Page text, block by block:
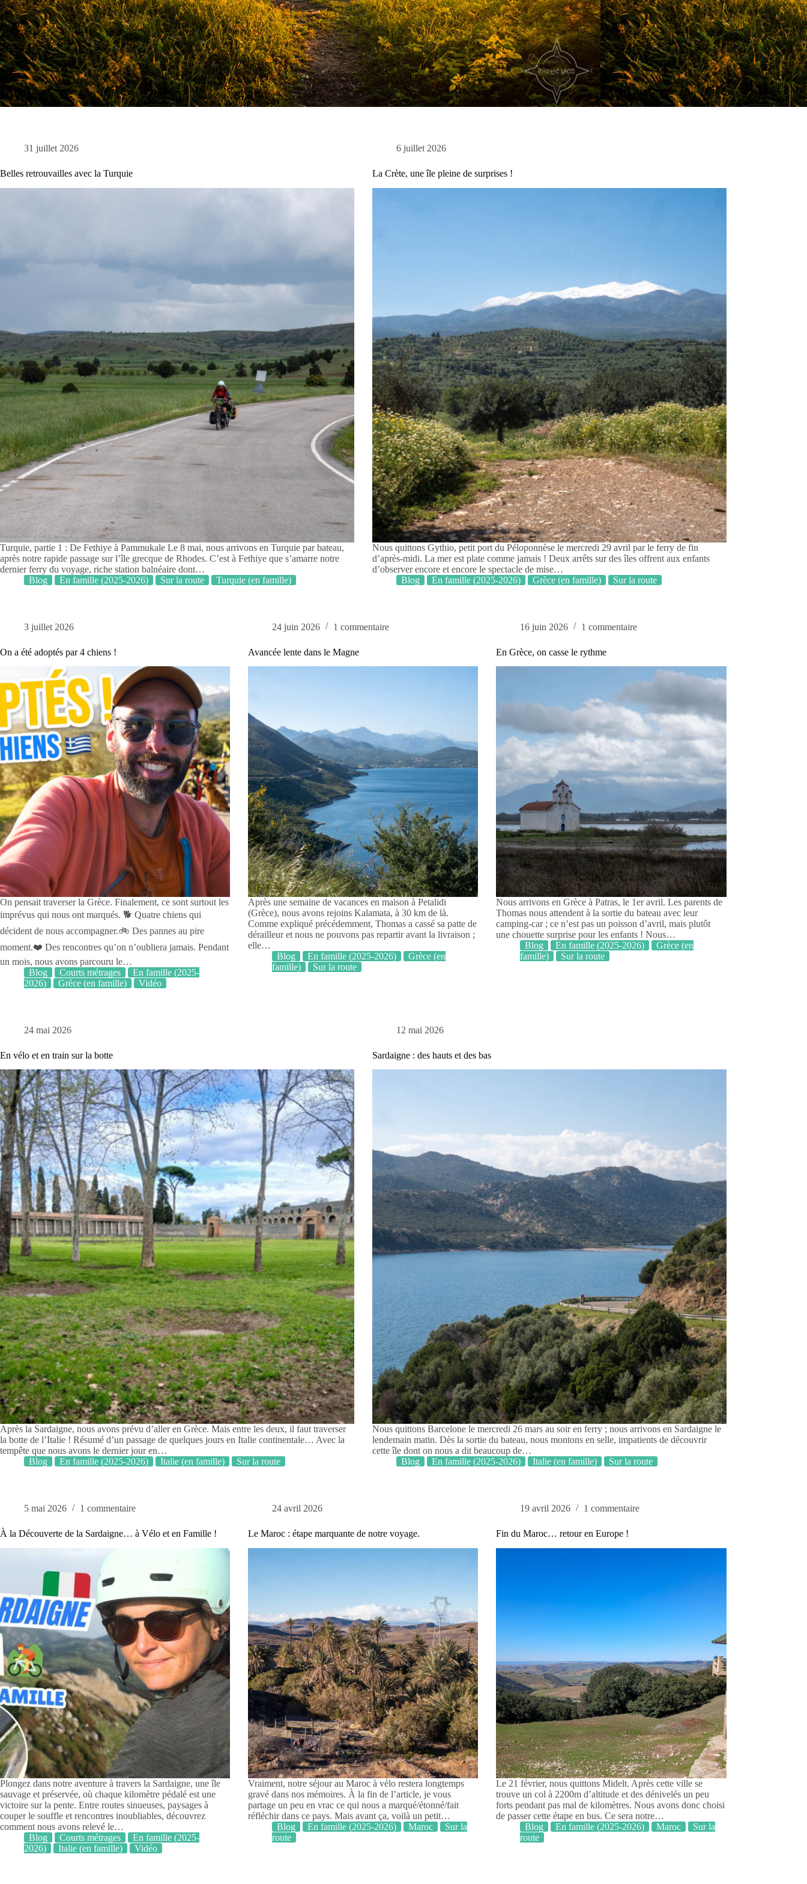
31 juillet 2026
Belles retrouvailles avec la Turquie
Turquie, partie 1 : De Fethiye à Pammukale Le 8 mai, nous arrivons en Turquie par bateau,
après notre rapide passage sur l’île grecque de Rhodes. C’est à Fethiye que s’amarre notre
dernier ferry du voyage, riche station balnéaire dont…
Blog
En famille (2025-2026) Sur la route Turquie (en famille)
6 juillet 2026
La Crète, une île pleine de surprises !
Nous quittons Gythio, petit port du Péloponnèse le mercredi 29 avril par le ferry de fin
d’après-midi. La mer est plate comme jamais ! Deux arrêts sur des îles offrent aux enfants
d’observer encore et encore le spectacle de mise…
Blog
En famille (2025-2026) Grèce (en famille) Sur la route
3 juillet 2026
On a été adoptés par 4 chiens !
On pensait traverser la Grèce. Finalement, ce sont surtout les
imprévus qui nous ont marqués. 🐕 Quatre chiens qui
décident de nous accompagner.🚲 Des pannes au pire
moment.❤️ Des rencontres qu’on n’oubliera jamais. Pendant
un mois, nous avons parcouru le…
Blog
Courts métrages
En famille (2025-
2026)
Grèce (en famille) Vidéo
24 juin 2026 1 commentaire
Avancée lente dans le Magne
Après une semaine de vacances en maison à Petalidi
(Grèce), nous avons rejoins Kalamata, à 30 km de là.
Comme expliqué précédemment, Thomas a cassé sa patte de
dérailleur et nous ne pouvons pas repartir avant la livraison ;
elle…
Blog
En famille (2025-2026)
Grèce (en
famille)
Sur la route
16 juin 2026 1 commentaire
En Grèce, on casse le rythme
Nous arrivons en Grèce à Patras, le 1er avril. Les parents de
Thomas nous attendent à la sortie du bateau avec leur
camping-car ; ce n’est pas un poisson d’avril, mais plutôt
une chouette surprise pour les enfants ! Nous…
Blog
En famille (2025-2026)
Grèce (en
famille)
Sur la route
24 mai 2026
En vélo et en train sur la botte
Après la Sardaigne, nous avons prévu d’aller en Grèce. Mais entre les deux, il faut traverser
la botte de l’Italie ! Résumé d’un passage de quelques jours en Italie continentale… Avec la
tempête que nous avons le dernier jour en…
Blog
En famille (2025-2026) Italie (en famille) Sur la route
12 mai 2026
Sardaigne : des hauts et des bas
Nous quittons Barcelone le mercredi 26 mars au soir en ferry ; nous arrivons en Sardaigne le
lendemain matin. Dès la sortie du bateau, nous montons en selle, impatients de découvrir
cette île dont on nous a dit beaucoup de…
Blog
En famille (2025-2026) Italie (en famille) Sur la route
5 mai 2026 1 commentaire
À la Découverte de la Sardaigne… à Vélo et en Famille !
Plongez dans notre aventure à travers la Sardaigne, une île
sauvage et préservée, où chaque kilomètre pédalé est une
victoire sur la pente. Entre routes sinueuses, paysages à
couper le souffle et rencontres inoubliables, découvrez
comment nous avons relevé le…
Blog
Courts métrages
En famille (2025-
2026)
Italie (en famille) Vidéo
24 avril 2026
Le Maroc : étape marquante de notre voyage.
Vraiment, notre séjour au Maroc à vélo restera longtemps
gravé dans nos mémoires. À la fin de l’article, je vous
partage un peu en vrac ce qui nous a marqué/étonné/fait
réfléchir dans ce pays. Mais avant ça, voilà un petit…
Blog
En famille (2025-2026) Maroc
Sur la
route
19 avril 2026 1 commentaire
Fin du Maroc… retour en Europe !
Le 21 février, nous quittons Midelt. Après cette ville se
trouve un col à 2200m d’altitude et des dénivelés un peu
forts pendant pas mal de kilomètres. Nous avons donc choisi
de passer cette étape en bus. Ce sera notre…
Blog
En famille (2025-2026) Maroc
Sur la
route